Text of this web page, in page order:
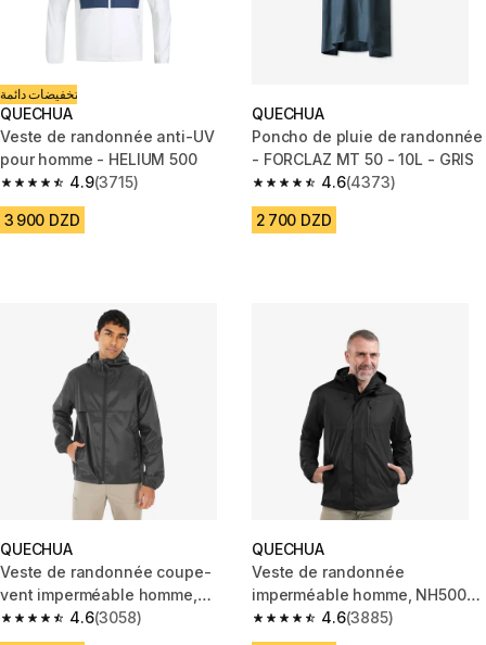
تخفيضات دائمة
QUECHUA
Veste de randonnée anti-UV
pour homme - HELIUM 500
4.9
4.9 out of 5 stars from 3715 reviews
(3715)
3 900 DZD
QUECHUA
Poncho de pluie de randonnée
- FORCLAZ MT 50 - 10L - GRIS
4.6
4.6 out of 5 stars from 4373
(4373)
2 700 DZD
QUECHUA
Veste de randonnée coupe-
vent imperméable homme,
Raincut Full Zip noir
4.6
4.6 out of 5 stars from 3058 reviews
(3058)
QUECHUA
Veste de randonnée
imperméable homme, NH500
noir
4.6
4.6 out of 5 stars from 3885
(3885)